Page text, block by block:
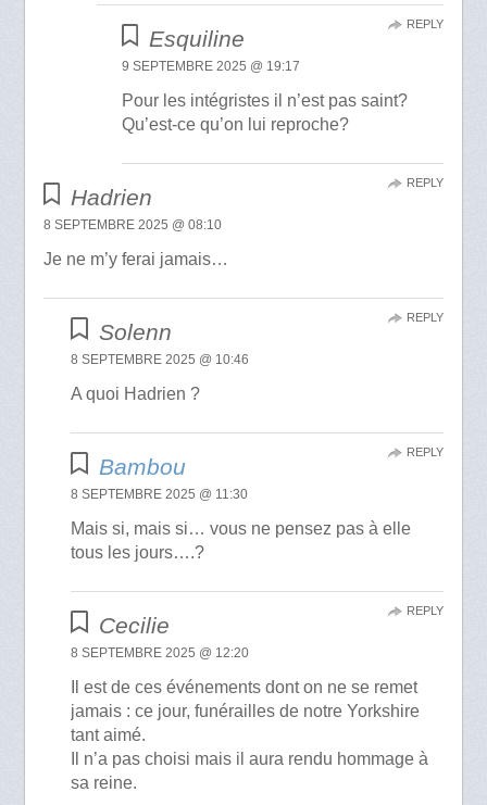
Esquiline
9 SEPTEMBRE 2025 @ 19:17
Pour les intégristes il n’est pas saint?
Qu’est-ce qu’on lui reproche?
REPLY
Hadrien
8 SEPTEMBRE 2025 @ 08:10
Je ne m’y ferai jamais…
REPLY
Solenn
8 SEPTEMBRE 2025 @ 10:46
A quoi Hadrien ?
REPLY
Bambou
8 SEPTEMBRE 2025 @ 11:30
Mais si, mais si… vous ne pensez pas à elle
tous les jours….?
REPLY
Cecilie
8 SEPTEMBRE 2025 @ 12:20
Il est de ces événements dont on ne se remet
jamais : ce jour, funérailles de notre Yorkshire
tant aimé.
Il n’a pas choisi mais il aura rendu hommage à
sa reine.
REPLY